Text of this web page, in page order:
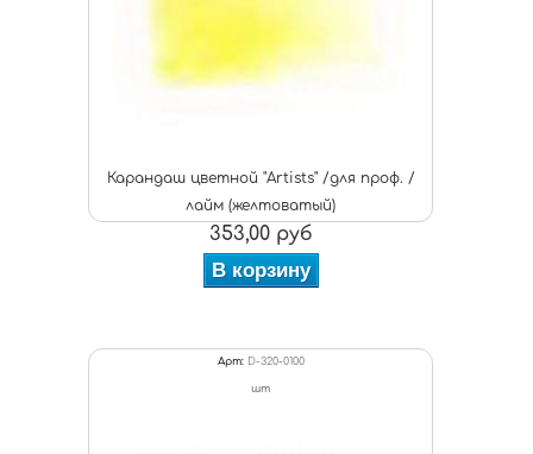
Карандаш цветной "Artists" /для проф. /
лайм (желтоватый)
353,00 руб
В корзину
Арт: D-320-0100
шт